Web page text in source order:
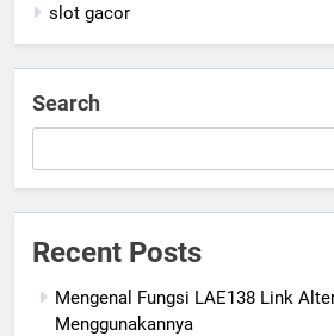
slot gacor
Search
Recent Posts
Mengenal Fungsi LAE138 Link
Menggunakannya